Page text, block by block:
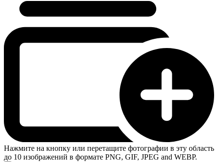
Нажмите на кнопку или перетащите фотографии в эту область
до 10 изображений в формате PNG, GIF, JPEG and WEBP.